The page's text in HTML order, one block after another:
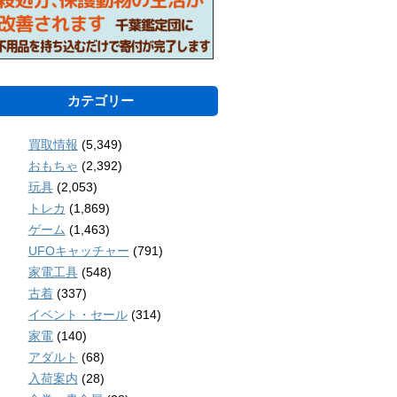
カテゴリー
買取情報 (5,349)
おもちゃ (2,392)
玩具(2,053)
トレカ (1,869)
ゲーム (1,463)
UFOキャッチャー (791)
家電工具(548)
古着(337)
イベント・セール(314)
家電(140)
アダルト (68)
入荷案内 (28)